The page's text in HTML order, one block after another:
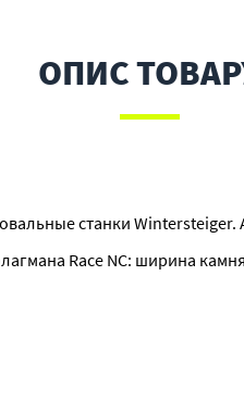
ОПИС
станки Wintersteiger.
Race NC: ширина